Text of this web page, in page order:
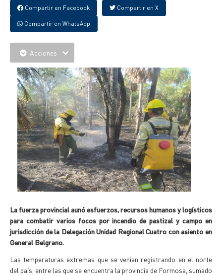
Compartir en Facebook Compartir en X
Compartir en WhatsApp
Acciones
La fuerza provincial aunó esfuerzos, recursos humanos y logísticos
para combatir varios focos por incendio de pastizal y campo en
jurisdicción de la Delegación Unidad Regional Cuatro con asiento en
General Belgrano.
Las temperaturas extremas que se venían registrando en el norte
del país, entre las que se encuentra la provincia de Formosa, sumado